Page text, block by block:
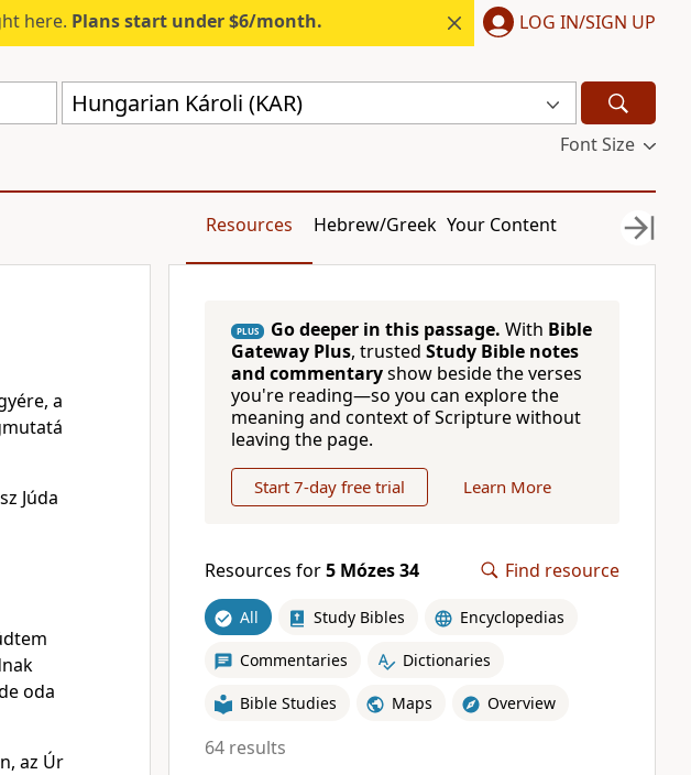
here. Plans start under $6/month. LOG IN/SIGN UP
Hungarian Károli (KAR)
Font Size
Resources Hebrew/Greek Your Content
a
Júda
oda
az Úr
PLUS Go deeper in this passage. With Bible
Gateway Plus, trusted Study Bible notes
and commentaryshow beside the verses
you're reading—so you can explore the
meaning and context of Scripture without
leaving the page.
Start 7-day free trial Learn More
Resources for5 Mózes 34 Find resource
All Study Bibles Encyclopedias
Commentaries Dictionaries
Bible Studies Maps Overview
64 results